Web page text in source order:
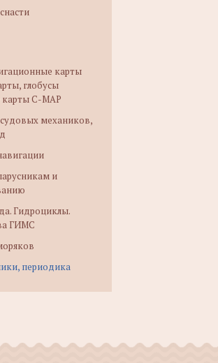
карты
глобусы
C-MAP
судовых механиков,
и
Гидроциклы.
ГИМС
периодика